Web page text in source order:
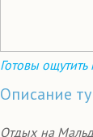
Готовы
Описание
Отдых на